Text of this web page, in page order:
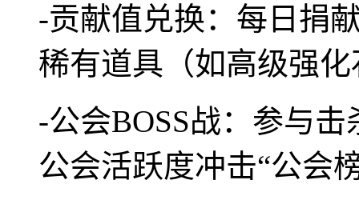
-贡献值兑换：每日捐
稀有道具（如高级强
-公会BOSS战：参与
公会活跃度冲击“公会